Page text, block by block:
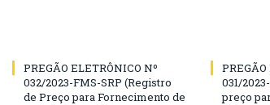
PREGÃO ELETRÔNICO Nº
032/2023-FMS-SRP (Registro
de Preço para Fornecimento de
031/
preço